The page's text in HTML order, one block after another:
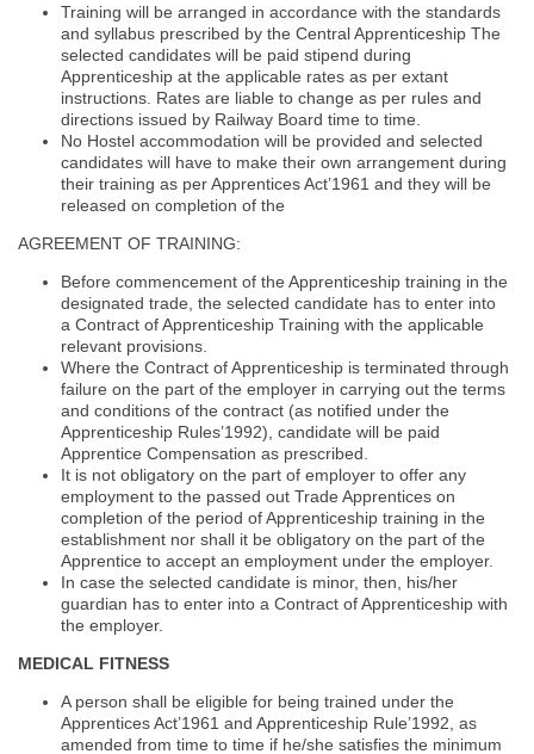
Training will be arranged in accordance with the standards
and syllabus prescribed by the Central Apprenticeship The
selected candidates will be paid stipend during
Apprenticeship at the applicable rates as per extant
instructions. Rates are liable to change as per rules and
directions issued by Railway Board time to time.
No Hostel accommodation will be provided and selected
candidates will have to make their own arrangement during
their training as per Apprentices Act’1961 and they will be
released on completion of the
AGREEMENT OF TRAINING:
Before commencement of the Apprenticeship training in the
designated trade, the selected candidate has to enter into
a Contract of Apprenticeship Training with the applicable
relevant provisions.
Where the Contract of Apprenticeship is terminated through
failure on the part of the employer in carrying out the terms
and conditions of the contract (as notified under the
Apprenticeship Rules’1992), candidate will be paid
Apprentice Compensation as prescribed.
It is not obligatory on the part of employer to offer any
employment to the passed out Trade Apprentices on
completion of the period of Apprenticeship training in the
establishment nor shall it be obligatory on the part of the
Apprentice to accept an employment under the employer.
In case the selected candidate is minor, then, his/her
guardian has to enter into a Contract of Apprenticeship with
the employer.
MEDICAL FITNESS
A person shall be eligible for being trained under the
Apprentices Act’1961 and Apprenticeship Rule’1992, as
amended from time to time if he/she satisfies the minimum